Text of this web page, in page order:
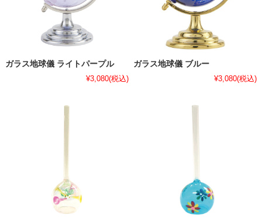
ガラス地球儀 ライトパープル
¥3,080(税込)
ガラス地球儀 ブルー
¥3,080(税込)